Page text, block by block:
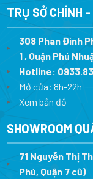
TRỤ SỞ CHÍNH
308 Phan Đình
1 , Quận Phú
Hotline:
Mở cửa: 8h-22h
Xem bản đồ
SHOWROOM
71 Nguyễn Thị
Phú, Quận 7 cũ)